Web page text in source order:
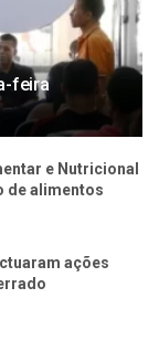
feira
e Nutricional
de alimentos
ações